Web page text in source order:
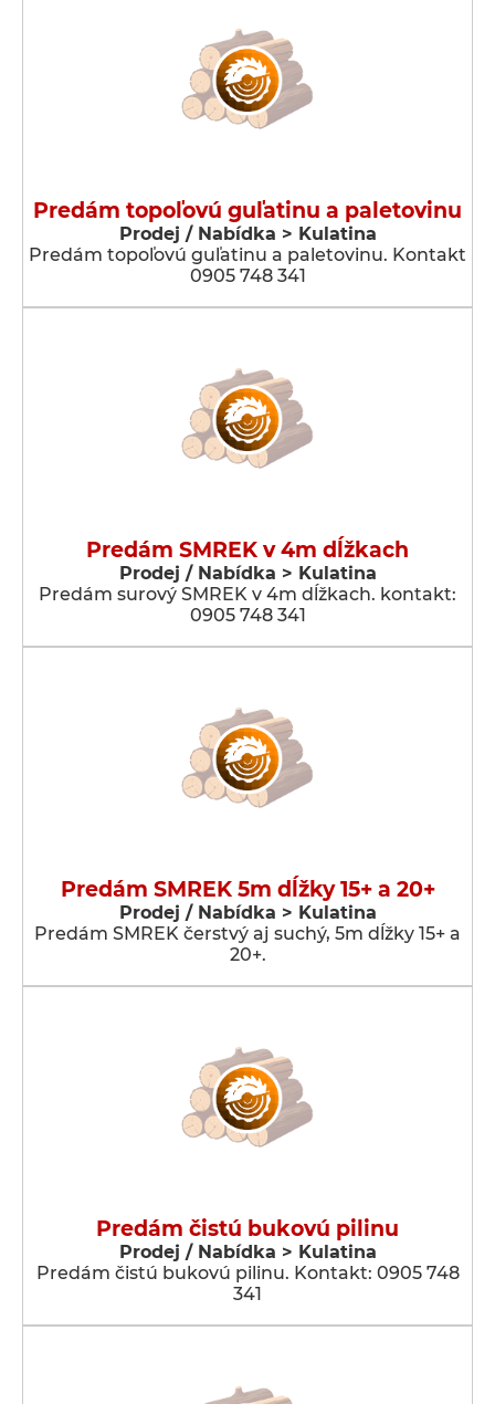
Predám topoľovú guľatinu a paletovinu
Prodej / Nabídka > Kulatina
Predám topoľovú guľatinu a paletovinu. Kontakt
0905 748 341
Predám SMREK v 4m dĺžkach
Prodej / Nabídka > Kulatina
Predám surový SMREK v 4m dĺžkach. kontakt:
0905 748 341
Predám SMREK 5m dĺžky 15+ a 20+
Prodej / Nabídka > Kulatina
Predám SMREK čerstvý aj suchý, 5m dĺžky 15+ a
20+.
Predám čistú bukovú pilinu
Prodej / Nabídka > Kulatina
Predám čistú bukovú pilinu. Kontakt: 0905 748
341